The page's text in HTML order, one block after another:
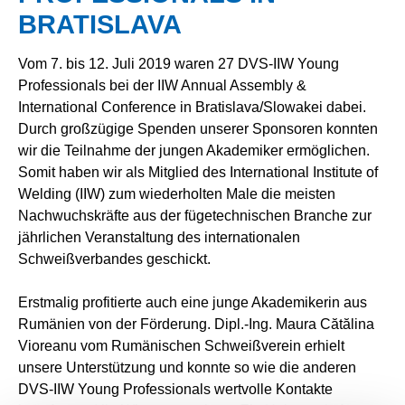
BRATISLAVA
Vom 7. bis 12. Juli 2019 waren 27 DVS-IIW Young
Professionals bei der IIW Annual Assembly &
International Conference in Bratislava/Slowakei dabei.
Durch großzügige Spenden unserer Sponsoren konnten
wir die Teilnahme der jungen Akademiker ermöglichen.
Somit haben wir als Mitglied des International Institute of
Welding (IIW) zum wiederholten Male die meisten
Nachwuchskräfte aus der fügetechnischen Branche zur
jährlichen Veranstaltung des internationalen
Schweißverbandes geschickt.
Erstmalig profitierte auch eine junge Akademikerin aus
Rumänien von der Förderung. Dipl.-Ing. Maura Cătălina
Vioreanu vom Rumänischen Schweißverein erhielt
unsere Unterstützung und konnte so wie die anderen
DVS-IIW Young Professionals wertvolle Kontakte